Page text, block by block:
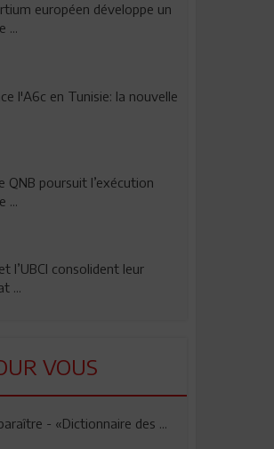
européen développe un
...
l'A6c en Tunisie: la nouvelle
QNB poursuit l’exécution
...
l’UBCI consolident leur
...
VOUS
- «Dictionnaire des ...